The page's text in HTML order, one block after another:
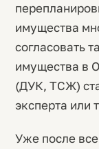
имущества
согласовать
имущества в
(ДУК, ТСЖ)
эксперта или
Уже после